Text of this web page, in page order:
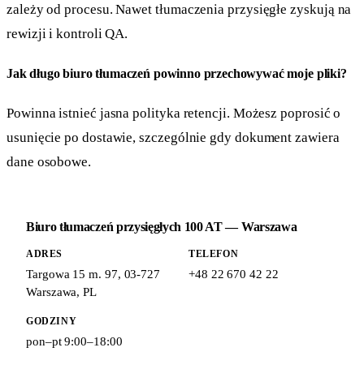
zależy od procesu. Nawet tłumaczenia przysięgłe zyskują na
rewizji i kontroli QA.
Jak długo biuro tłumaczeń powinno przechowywać moje pliki?
Powinna istnieć jasna polityka retencji. Możesz poprosić o
usunięcie po dostawie, szczególnie gdy dokument zawiera
dane osobowe.
Biuro tłumaczeń przysięgłych 100 AT — Warszawa
ADRES
Targowa 15 m. 97, 03-727
Warszawa,PL
TELEFON
+48 22 670 42 22
GODZINY
pon–pt 9:00–18:00